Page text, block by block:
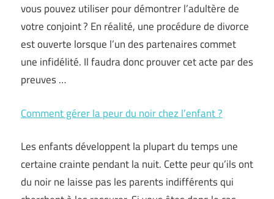
vous pouvez utiliser pour démontrer l’adultère de
votre conjoint ? En réalité, une procédure de divorce
est ouverte lorsque l’un des partenaires commet
une infidélité. Il faudra donc prouver cet acte par des
preuves …
Comment gérer la peur du noir chez l’enfant ?
Les enfants développent la plupart du temps une
certaine crainte pendant la nuit. Cette peur qu’ils ont
du noir ne laisse pas les parents indifférents qui